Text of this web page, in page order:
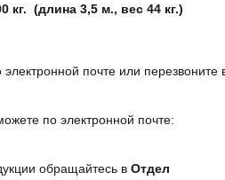
кг. (длина 3,5 м., вес 44 кг.)
почте или перезвоните
по электронной почте:
обращайтесь в Отдел